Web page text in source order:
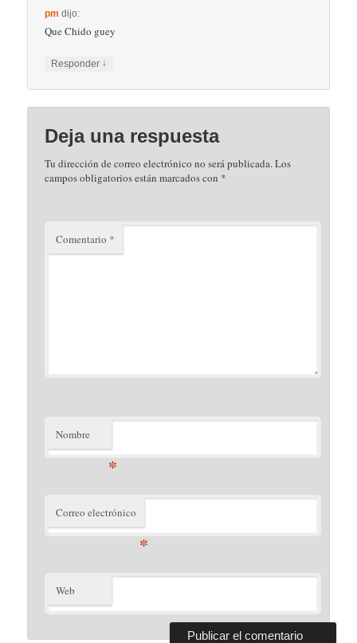
pm dijo:
Que Chido guey
Responder ↓
Deja una respuesta
Tu dirección de correo electrónico no será publicada.Los
campos obligatorios están marcados con *
Comentario *
Nombre
*
Correo electrónico
*
Web